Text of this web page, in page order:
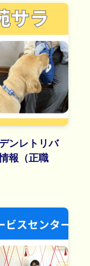
ンレトリバ
報（正職